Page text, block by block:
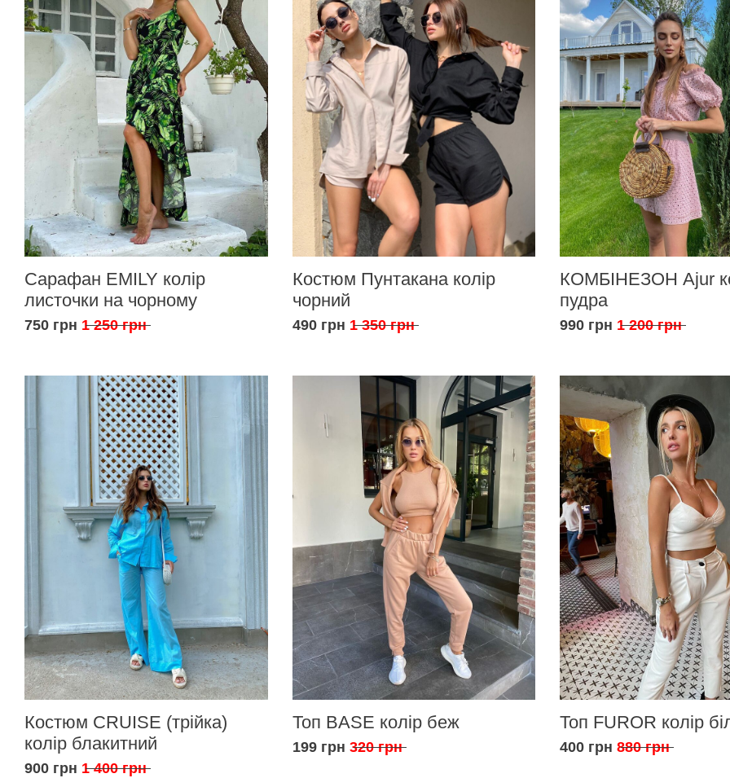
Сарафан EMILY колір
листочки на чорному
750 грн 1 250 грн
Костюм Пунтакана колір
чорний
490 грн 1 350 грн
КОМБІНЕЗОН Ajur
пудра
990 грн 1 200 грн
Костюм CRUISE (трійка)
колір блакитний
900 грн 1 400 грн
Топ BASE колір беж
199 грн 320 грн
Топ FUROR колір
400 грн 880 грн